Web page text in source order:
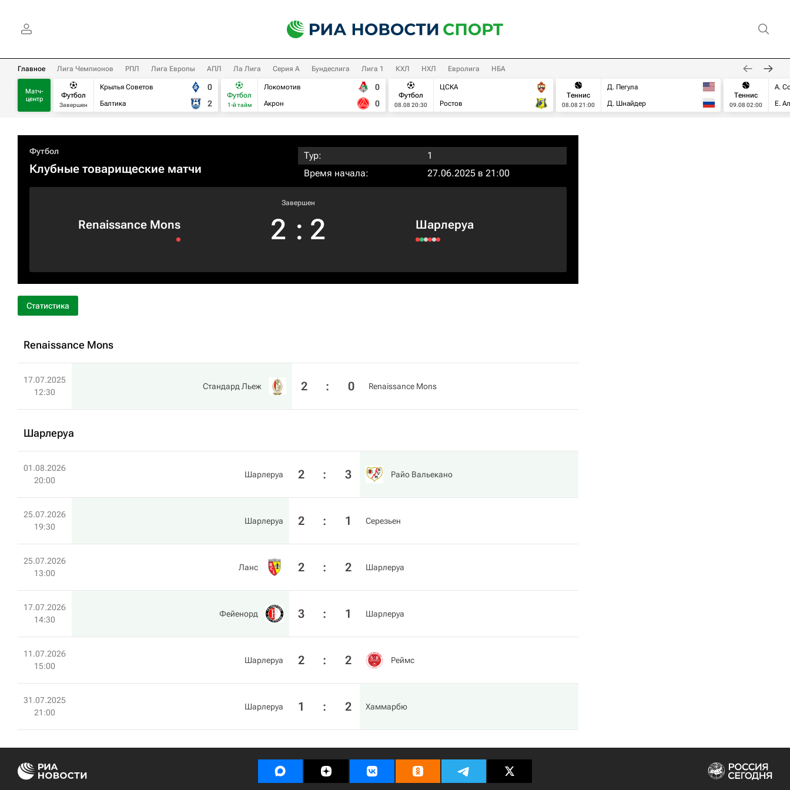
Главное Лига Чемпионов РПЛ Лига Европы АПЛ Ла Лига Серия А Бундеслига Лига 1 КХЛ НХЛ Евролига НБА
Матч-
центр
Футбол
Завершен
Крылья Советов
Балтика
0
2
Футбол
1-й тайм
Локомотив
Акрон
0
0
Футбол
08.08 20:30
ЦСКА
Ростов
Теннис
08.08 21:00
Д. Пегула
Д. Шнайдер
Теннис
09.08 02:00
А.
Е.
Футбол
Клубные товарищеские матчи
Тур:
1
Время начала:
27.06.2025 в 21:00
Renaissance Mons
Завершен
2 : 2 Шарлеруа
Статистика
Renaissance Mons
17.07.2025
12:30
Стандард Льеж 2 : 0 Renaissance Mons
Шарлеруа
01.08.2026
20:00
Шарлеруа 2 : 3 Райо Вальекано
25.07.2026
19:30
Шарлеруа 2 : 1 Серезьен
25.07.2026
13:00
Ланс 2 : 2 Шарлеруа
17.07.2026
14:30
Фейенорд 3 : 1 Шарлеруа
11.07.2026
15:00
Шарлеруа 2 : 2 Реймс
31.07.2025
21:00
Шарлеруа 1 : 2 Хаммарбю